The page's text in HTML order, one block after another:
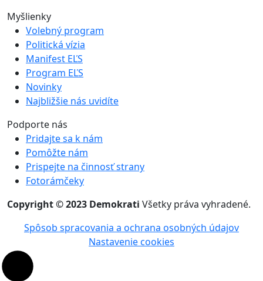
Myšlienky
Volebný program
Politická vízia
Manifest EĽS
Program EĽS
Novinky
Najbližšie nás uvidíte
Podporte nás
Pridajte sa k nám
Pomôžte nám
Prispejte na činnosť strany
Fotorámčeky
Copyright © 2023 Demokrati Všetky práva vyhradené.
Spôsob spracovania a ochrana osobných údajov
Nastavenie cookies